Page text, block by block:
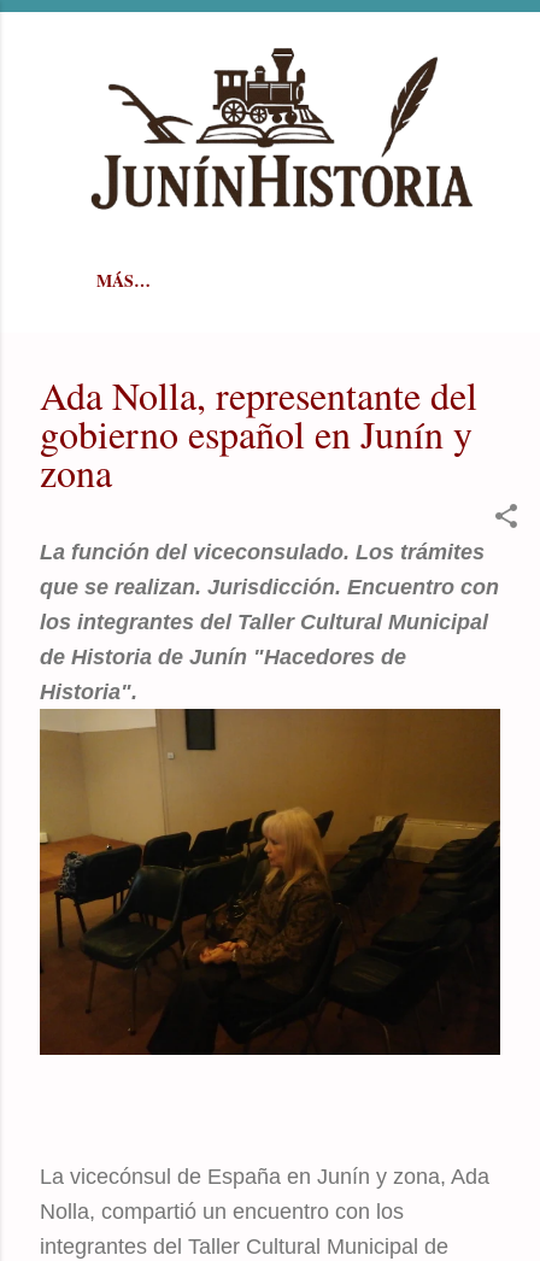
MÁS…
Ada Nolla, representante del
gobierno español en Junín y
zona
La función del viceconsulado. Los trámites
que se realizan. Jurisdicción. Encuentro con
los integrantes del Taller Cultural Municipal
de Historia de Junín "Hacedores de
Historia".
La vicecónsul de España en Junín y zona, Ada
Nolla, compartió un encuentro con los
integrantes del Taller Cultural Municipal de